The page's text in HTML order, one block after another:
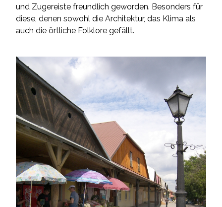
und Zugereiste freundlich geworden. Besonders für
diese, denen sowohl die Architektur, das Klima als
auch die örtliche Folklore gefällt.